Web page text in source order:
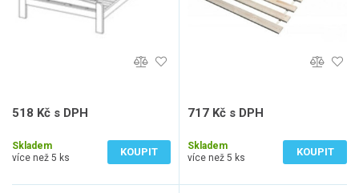
518 Kč s DPH
Skladem
více než 5 ks
KOUPIT
717 Kč s DPH
Skladem
více než 5 ks
KOUPIT